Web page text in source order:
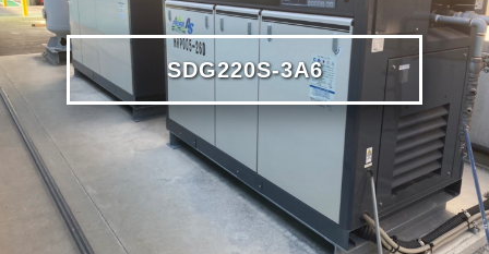
SDG220S-3A6